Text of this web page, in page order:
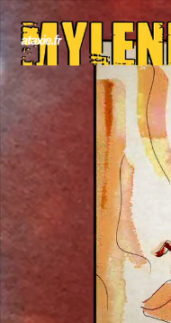
← Retour
Ajouter à ma collection